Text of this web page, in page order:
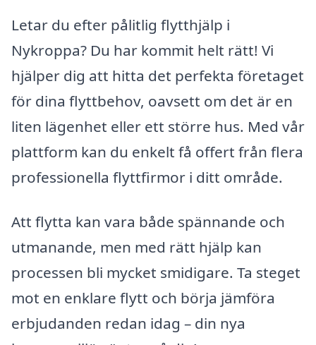
Letar du efter pålitlig flytthjälp i
Nykroppa? Du har kommit helt rätt! Vi
hjälper dig att hitta det perfekta företaget
för dina flyttbehov, oavsett om det är en
liten lägenhet eller ett större hus. Med vår
plattform kan du enkelt få offert från flera
professionella flyttfirmor i ditt område.
Att flytta kan vara både spännande och
utmanande, men med rätt hjälp kan
processen bli mycket smidigare. Ta steget
mot en enklare flytt och börja jämföra
erbjudanden redan idag – din nya